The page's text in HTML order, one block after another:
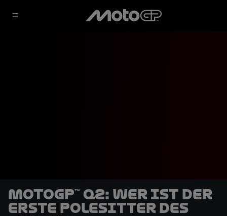
MotoGP™ Q2: Wer ist der
erste Polesitter des